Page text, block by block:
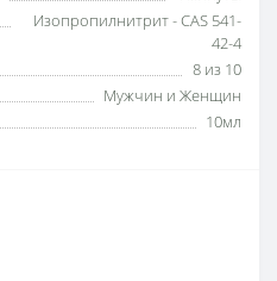
Изопропилнитрит - CAS 541-
42-4
8 из 10
Мужчин и Женщин
10мл